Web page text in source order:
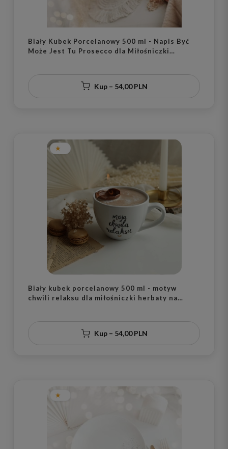
Biały Kubek Porcelanowy 500 ml - Napis Być
Może Jest Tu Prosecco dla Miłośniczki
Kup – 54,00 PLN
Biały kubek porcelanowy 500 ml - motyw
chwili relaksu dla miłośniczki herbaty na
Kup – 54,00 PLN